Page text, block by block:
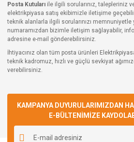
Posta Kutuları ile ilgili sorularınız, talepleriniz
elektrikpiyasa satış ekibimizle iletişime
teknik alanlarla ilgili sorularınızı memnuniyetle
numaramızdan bizimle iletişim sağlayabilir,
adresine e-mail gönderebilirsiniz.
İhtiyacınız olan tüm posta ürünleri
teknik kadromuz, hızlı ve güçlü sevkiyat
verebilirsiniz.
KAMPANYA DUYURULARIMIZDAN
E-BÜLTENİMİZE